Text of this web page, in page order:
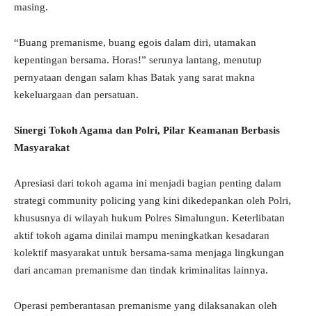
masing.
“Buang premanisme, buang egois dalam diri, utamakan
kepentingan bersama. Horas!” serunya lantang, menutup
pernyataan dengan salam khas Batak yang sarat makna
kekeluargaan dan persatuan.
Sinergi Tokoh Agama dan Polri, Pilar Keamanan Berbasis
Masyarakat
Apresiasi dari tokoh agama ini menjadi bagian penting dalam
strategi community policing yang kini dikedepankan oleh Polri,
khususnya di wilayah hukum Polres Simalungun. Keterlibatan
aktif tokoh agama dinilai mampu meningkatkan kesadaran
kolektif masyarakat untuk bersama-sama menjaga lingkungan
dari ancaman premanisme dan tindak kriminalitas lainnya.
Operasi pemberantasan premanisme yang dilaksanakan oleh